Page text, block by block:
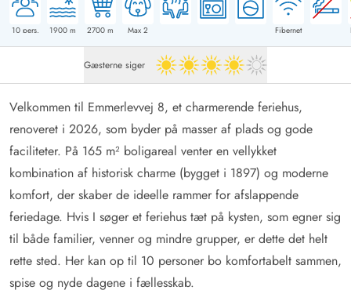
10pers. 1900 m 2700 m Max 2 Fibernet
Gæsterne siger 4 ud af 5
Velkommen til Emmerlevvej 8, et charmerende feriehus,
renoveret i 2026, som byder på masser af plads og gode
faciliteter. På 165 m² boligareal venter en vellykket
kombination af historisk charme (bygget i 1897) og moderne
komfort, der skaber de ideelle rammer for afslappende
feriedage. Hvis I søger et feriehus tæt på kysten, som egner sig
til både familier, venner og mindre grupper, er dette det helt
rette sted. Her kan op til 10 personer bo komfortabelt sammen,
spise og nyde dagene i fællesskab.